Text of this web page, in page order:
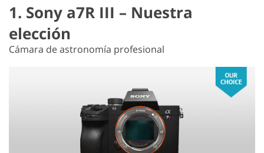
1. Sony a7R III – Nuestra
elección
Cámara de astronomía profesional